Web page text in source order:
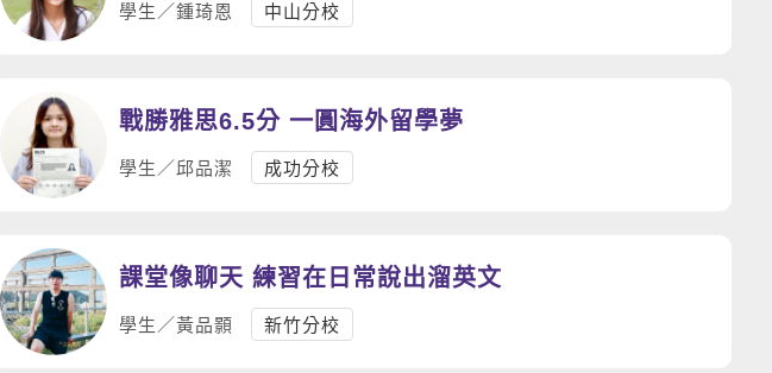
學生／鍾琦恩 中山分校
戰勝雅思6.5分 一圓海外留學夢
學生／邱品潔 成功分校
課堂像聊天 練習在日常說出溜英文
學生／黃品顥 新竹分校